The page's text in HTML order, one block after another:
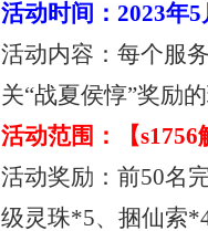
活动时间：2023年
活动内容：每个服
关“战夏侯惇”奖励
活动范围：【
活动奖励：前50名
级灵珠*5、捆仙索